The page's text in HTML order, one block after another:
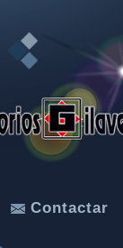
Contactar